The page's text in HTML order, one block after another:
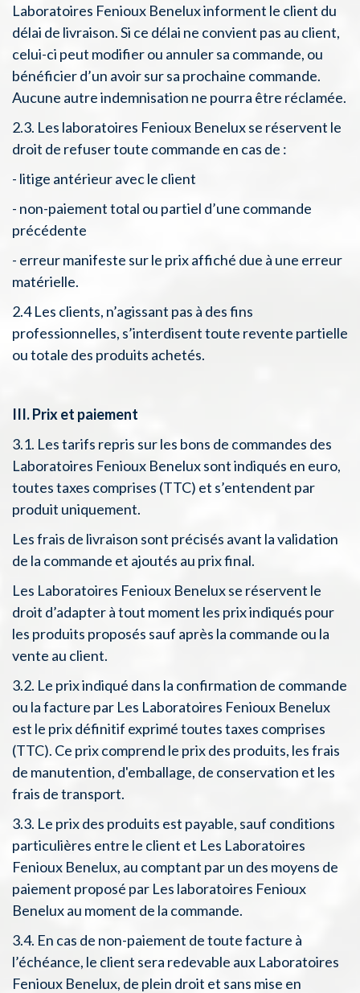
Laboratoires Fenioux Benelux informent le client du
délai de livraison. Si ce délai ne convient pas au client,
celui-ci peut modifier ou annuler sa commande, ou
bénéficier d’un avoir sur sa prochaine commande.
Aucune autre indemnisation ne pourra être réclamée.
2.3. Les laboratoires Fenioux Benelux se réservent le
droit de refuser toute commande en cas de :
- litige antérieur avec le client
- non-paiement total ou partiel d’une commande
précédente
- erreur manifeste sur le prix affiché due à une erreur
matérielle.
2.4 Les clients, n’agissant pas à des fins
professionnelles, s’interdisent toute revente partielle
ou totale des produits achetés.
III. Prix et paiement
3.1. Les tarifs repris sur les bons de commandes des
Laboratoires Fenioux Benelux sont indiqués en euro,
toutes taxes comprises (TTC) et s’entendent par
produit uniquement.
Les frais de livraison sont précisés avant la validation
de la commande et ajoutés au prix final.
Les Laboratoires Fenioux Benelux se réservent le
droit d’adapter à tout moment les prix indiqués pour
les produits proposés sauf après la commande ou la
vente au client.
3.2. Le prix indiqué dans la confirmation de commande
ou la facture par Les Laboratoires Fenioux Benelux
est le prix définitif exprimé toutes taxes comprises
(TTC). Ce prix comprend le prix des produits, les frais
de manutention, d'emballage, de conservation et les
frais de transport.
3.3. Le prix des produits est payable, sauf conditions
particulières entre le client et Les Laboratoires
Fenioux Benelux, au comptant par un des moyens de
paiement proposé par Les laboratoires Fenioux
Benelux au moment de la commande.
3.4. En cas de non-paiement de toute facture à
l’échéance, le client sera redevable aux Laboratoires
Fenioux Benelux, de plein droit et sans mise en